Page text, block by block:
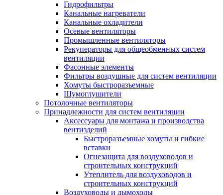
Гидрофильтры
Канальные нагреватели
Канальные охладители
Осевые вентиляторы
Промышленные вентиляторы
Рекуператоры для общеобменных систем
вентиляции
Фасонные элементы
Фильтры воздушные для систем вентиляции
Хомуты быстроразъемные
Шумоглушители
Потолочные вентиляторы
Принадлежности для систем вентиляции
Аксессуары для монтажа и производства
вентизделий
Быстроразъемные хомуты и гибкие
вставки
Огнезащита для воздуховодов и
строительных конструкций
Утеплитель для воздуховодов и
строительных конструкций
Воздуховоды и дымоходы